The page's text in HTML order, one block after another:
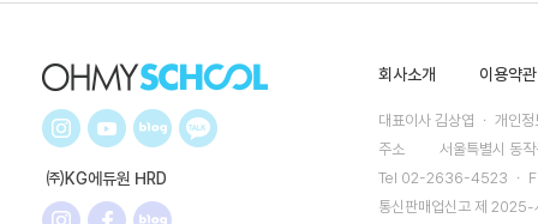
㈜KG에듀원 HRD
회사소개 이용약관
대표이사 김상엽 ㆍ 개인
주소
서울특별시 동
Tel 02-2636-4523 ㆍ
통신판매업신고 제